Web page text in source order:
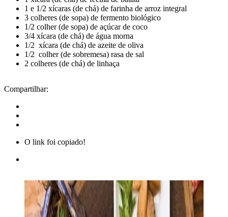
1 e 1/2 ​xícaras (de chá) de farinha de arroz integral
​3 colheres (de sopa)​ de fermento biológico
1/2 colher (de sopa) de açúcar de coco
3/4 xícara (de chá) de água morna
1/2 ​ ​xícara (de chá) de azeite de oliva
1/2 ​ ​colher (de sobremesa) rasa de sal
2 colheres (de chá) de linhaça
Compartilhar:
O link foi copiado!